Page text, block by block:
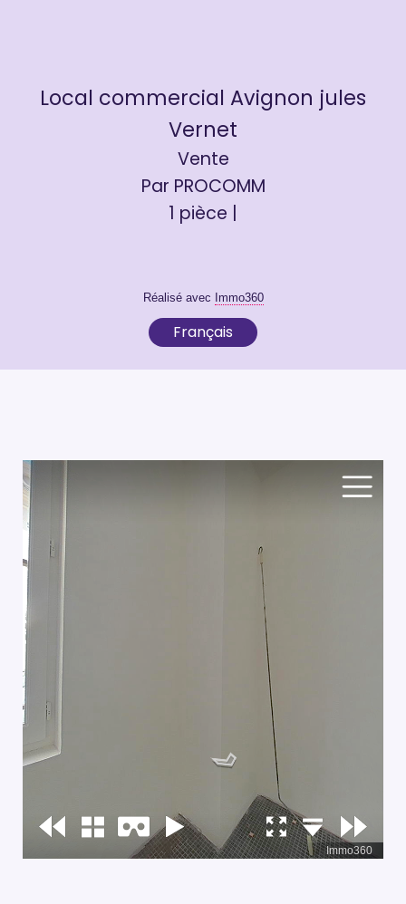
Local commercial Avignon jules
Vernet
Vente
Par PROCOMM
1 pièce |
Réalisé avec Immo360
Français